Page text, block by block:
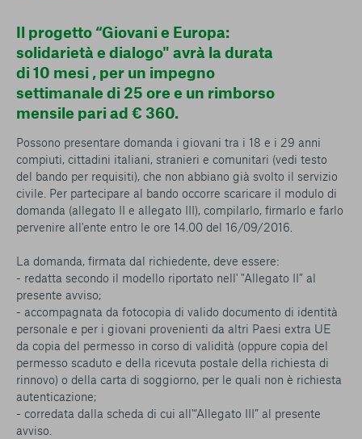
Il progetto “Giovani e Europa:
solidarietà e dialogo" avrà la durata
di 10 mesi , per un impegno
settimanale di 25 ore e un rimborso
mensile pari ad € 360.
Possono presentare domanda i giovani tra i 18 e i 29 anni
compiuti, cittadini italiani, stranieri e comunitari (vedi testo
del bando per requisiti), che non abbiano già svolto il servizio
civile. Per partecipare al bando occorre scaricare il modulo di
domanda (allegato II e allegato III), compilarlo, firmarlo e farlo
pervenire all'ente entro le ore 14.00 del 16/09/2016.
La domanda, firmata dal richiedente, deve essere:
- redatta secondo il modello riportato nell' "Allegato II” al
presente avviso;
- accompagnata da fotocopia di valido documento di identità
personale e per i giovani provenienti da altri Paesi extra UE
da copia del permesso in corso di validità (oppure copia del
permesso scaduto e della ricevuta postale della richiesta di
rinnovo) o della carta di soggiorno, per le quali non è richiesta
autenticazione;
- corredata dalla scheda di cui all'“Allegato III” al presente
avviso.